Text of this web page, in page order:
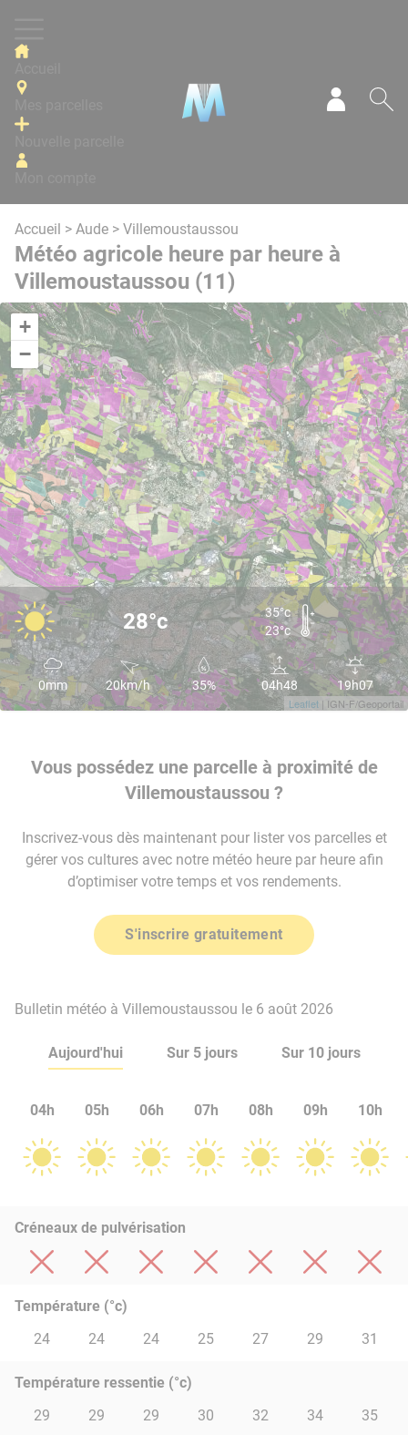
Accueil > Aude > Villemoustaussou
Météo agricole heure par heure à
Villemoustaussou (11)
+
−
Leaflet | IGN-F/Geoportail
28°c
35°c
23°c
0mm 20km/h 35% 04h48 19h07
Vous possédez une parcelle à proximité de
Villemoustaussou ?
Inscrivez-vous dès maintenant pour lister vos parcelles et
gérer vos cultures avec notre météo heure par heure afin
d’optimiser votre temps et vos rendements.
S'inscrire gratuitement
Bulletin météo à Villemoustaussou le 6 août 2026
Aujourd'hui Sur 5 jours Sur 10 jours
04h 05h 06h 07h 08h 09h 10h
Créneaux de pulvérisation
Température (°c)
24
24 24 25 27 29 31
Température ressentie (°c)
29
29 29 30 32 34 35